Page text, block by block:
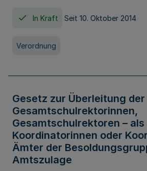
In Kraft Seit 10. Oktober 2014
Verordnung
Gesetz zur Überleitung der
Gesamtschulrektorinnen,
Gesamtschulrektoren – als
Koordinatorinnen oder
Ämter der
Amtszulage